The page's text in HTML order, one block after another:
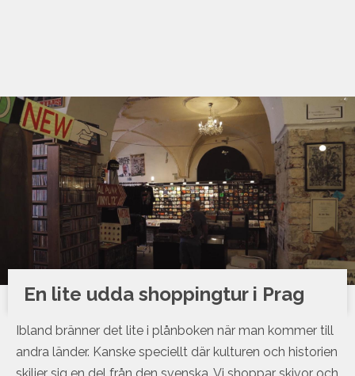
En lite udda shoppingtur i Prag
Ibland bränner det lite i plånboken när man kommer till
andra länder. Kanske speciellt där kulturen och historien